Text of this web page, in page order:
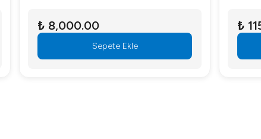
₺ 8,000.00
Sepete Ekle
₺